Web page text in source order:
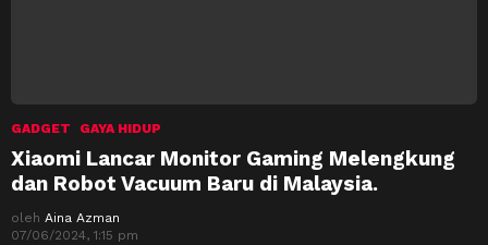
GADGET GAYA HIDUP
Xiaomi Lancar Monitor Gaming Melengkung
dan Robot Vacuum Baru di Malaysia.
oleh Aina Azman
07/06/2024, 1:15 pm